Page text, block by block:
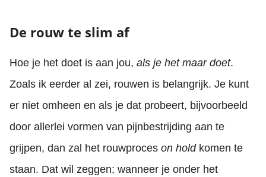
De rouw te slim af
Hoe je het doet is aan jou, als je het maar doet.
Zoals ik eerder al zei, rouwen is belangrijk. Je kunt
er niet omheen en als je dat probeert, bijvoorbeeld
door allerlei vormen van pijnbestrijding aan te
grijpen, dan zal het rouwproces on holdkomen te
staan. Dat wil zeggen; wanneer je onder het